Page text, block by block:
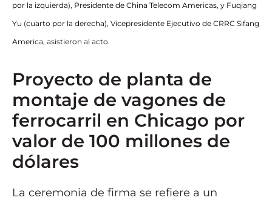
por la izquierda), Presidente de China Telecom Americas, y Fuqiang
Yu (cuarto por la derecha), Vicepresidente Ejecutivo de CRRC Sifang
America, asistieron al acto.
Proyecto de planta de
montaje de vagones de
ferrocarril en Chicago por
valor de 100 millones de
dólares
La ceremonia de firma se refiere a un